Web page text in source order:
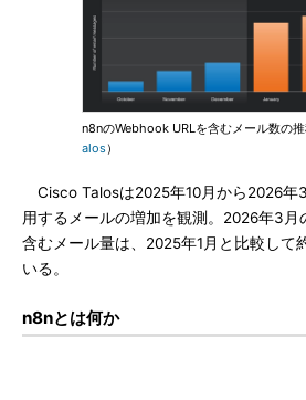
n8nのWebhook URLを含むメール数の推
alos）
Cisco Talosは2025年10月から2026年
用するメールの増加を観測。2026年3月
含むメール量は、2025年1月と比較して
いる。
n8nとは何か